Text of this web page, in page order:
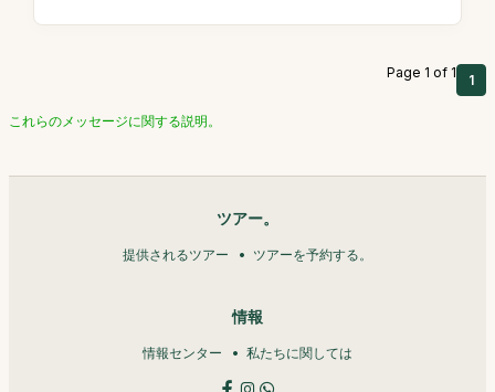
Page 1 of 1 1
これらのメッセージに関する説明。
ツアー。
提供されるツアー ツアーを予約する。
情報
情報センター 私たちに関しては